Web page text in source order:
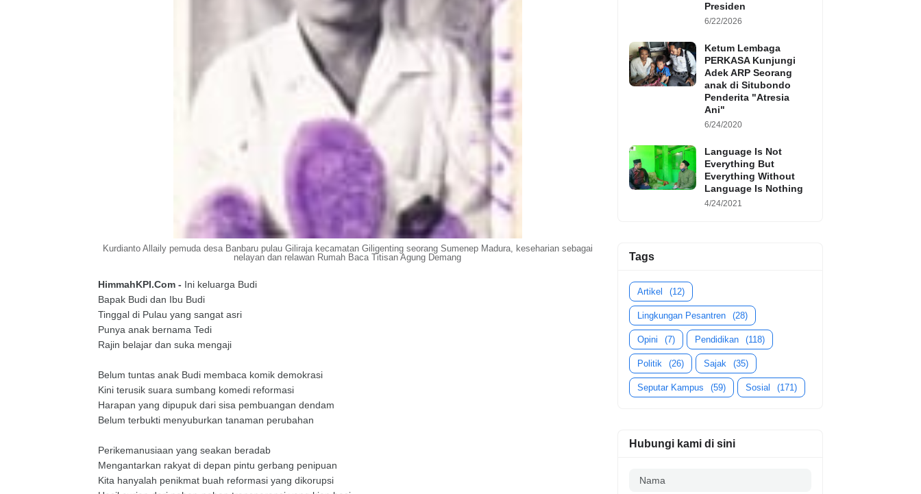
Kurdianto Allaily pemuda desa Banbaru pulau Giliraja kecamatan Giligenting seorang Sumenep Madura, keseharian sebagai
nelayan dan relawan Rumah Baca Titisan Agung Demang
HimmahKPI.Com - Ini keluarga Budi
Bapak Budi dan Ibu Budi
Tinggal di Pulau yang sangat asri
Punya anak bernama Tedi
Rajin belajar dan suka mengaji
Belum tuntas anak Budi membaca komik demokrasi
Kini terusik suara sumbang komedi reformasi
Harapan yang dipupuk dari sisa pembuangan dendam
Belum terbukti menyuburkan tanaman perubahan
Perikemanusiaan yang seakan beradab
Mengantarkan rakyat di depan pintu gerbang penipuan
Kita hanyalah penikmat buah reformasi yang dikorupsi
Presiden
6/22/2026
Ketum Lembaga
PERKASA Kunjungi
Adek ARP Seorang
anak di Situbondo
Penderita "Atresia
Ani"
6/24/2020
Language Is Not
Everything But
Everything Without
Language Is Nothing
4/24/2021
Tags
Artikel (12)
Lingkungan Pesantren (28)
Opini (7) Pendidikan (118)
Politik (26) Sajak (35)
Seputar Kampus (59) Sosial (171)
Hubungi kami di sini